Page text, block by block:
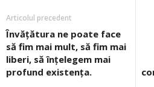
Articolul precedent
Învățătura ne poate face
să fim mai mult, să fim mai
liberi, să înțelegem mai
profund existența.